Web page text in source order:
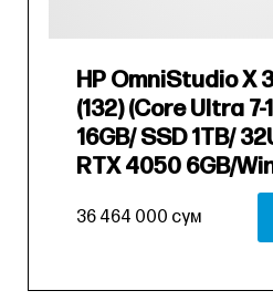
HP OmniStudio X
(132) (Core Ultra 7-
16GB/ SSD 1TB/
RTX 4050 6GB/
36 464 000 сум